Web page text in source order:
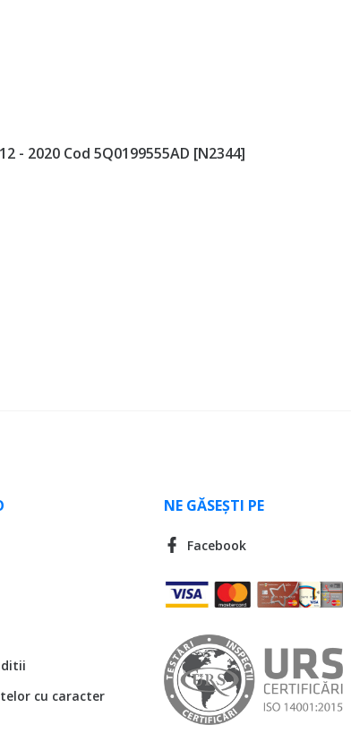
- 2020 Cod 5Q0199555AD [N2344]
cu caracter
NE GĂSEȘTI PE
Facebook